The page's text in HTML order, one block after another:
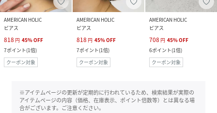
AMERICAN HOLIC
ピアス
818 円 45%OFF
7ポイント(1倍)
クーポン対象
AMERICAN HOLIC
ピアス
818 円 45%OFF
7ポイント(1倍)
クーポン対象
AMERICAN HOLIC
ピアス
708 円 45%OFF
6ポイント(1倍)
クーポン対象
※アイテムページの更新が定期的に行われているため、検索結果が実際の
アイテムページの内容（価格、在庫表示、ポイント倍数等）とは異なる場
合がございます。ご注意ください。